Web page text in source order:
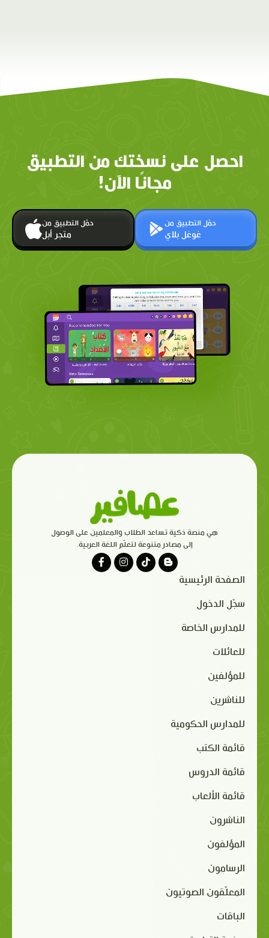
احصل على نسختك من التطبيق
مجانًا الآن!
حمّل التطبيق من
متجر أبل
حمّل التطبيق من
غوغل بلاي
هي منصة ذكية تساعد الطلاب والمعلمين على الوصول
إلى مصادر متنوعة لتعلّم اللغة العربية.
الصفحة الرئيسية
سجّل الدخول
للمدارس الخاصة
للعائلات
للمؤلفين
للناشرين
للمدارس الحكومية
قائمة الكتب
قائمة الدروس
قائمة الألعاب
الناشرون
المؤلفون
الرسامون
المعلّقون الصوتيون
الباقات